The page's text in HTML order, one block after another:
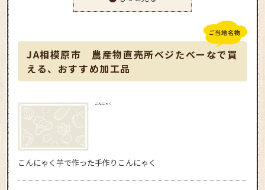
JA相模原市 農産物直売所ベジたべーなで買
える、おすすめ加工品
こんにゃく
こんにゃく芋で作った手作りこんにゃく